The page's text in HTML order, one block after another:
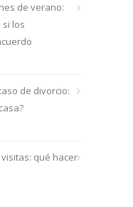
de verano:
los
de divorcio:
qué hacer